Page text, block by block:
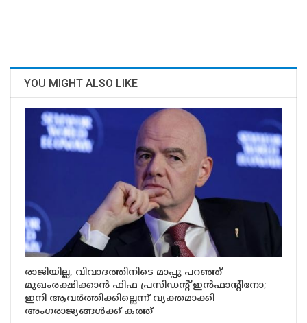
YOU MIGHT ALSO LIKE
രാജിയില്ല, വിവാദത്തിനിടെ മാപ്പു പറഞ്ഞ്
മുഖംരക്ഷിക്കാൻ ഫിഫ പ്രസിഡന്റ് ഇൻഫാന്റിനോ;
ഇനി ആവർത്തിക്കില്ലെന്ന് വ്യക്തമാക്കി
അംഗരാജ്യങ്ങൾക്ക് കത്ത്